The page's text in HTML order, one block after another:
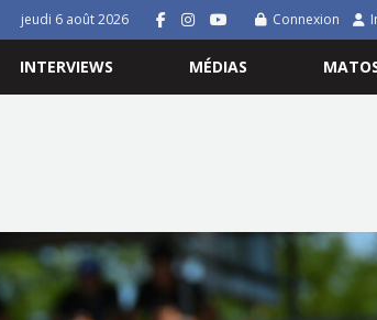
jeudi 6 août 2026 Connexion
INTERVIEWS MÉDIAS